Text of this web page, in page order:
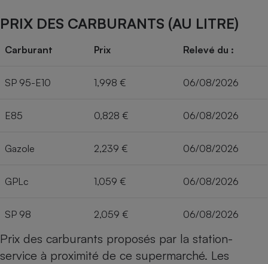
PRIX DES CARBURANTS (AU LITRE)
Carburant Prix Relevé du :
SP 95-E10 1,998 € 06/08/2026
E85 0,828 € 06/08/2026
Gazole 2,239 € 06/08/2026
GPLc 1,059 € 06/08/2026
SP 98 2,059 € 06/08/2026
Prix des carburants proposés par la station-
service à proximité de ce supermarché. Les